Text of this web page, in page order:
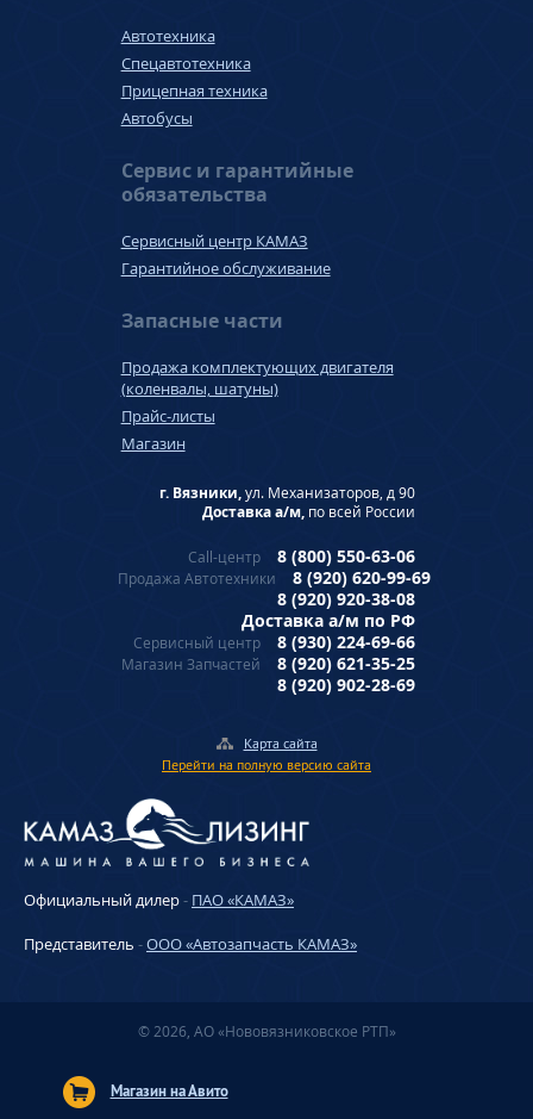
Автотехника
Спецавтотехника
Прицепная техника
Автобусы
Сервис и гарантийные
обязательства
Сервисный центр КАМАЗ
Гарантийное обслуживание
Запасные части
Продажа комплектующих двигателя
(коленвалы, шатуны)
Прайс-листы
Магазин
г. Вязники,ул. Механизаторов, д 90
Доставка а/м, по всей России
Call-центр 8 (800) 550-63-06
Продажа Автотехники
8 (920) 620-99-69
8 (920) 920-38-08
Доставка а/м по РФ
Сервисный центр 8 (930) 224-69-66
Магазин Запчастей
8 (920) 621-35-25
8 (920) 902-28-69
Карта сайта
Перейти на полную версию сайта
Официальный дилер- ПАО «КАМАЗ»
Представитель -ООО «Автозапчасть КАМАЗ»
© 2026, АО «Нововязниковское РТП»
Магазин на Авито